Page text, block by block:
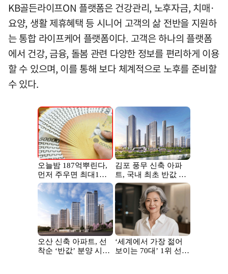
KB골든라이프ON 플랫폼은 건강관리, 노후자금, 치매·
요양, 생활 제휴혜택 등 시니어 고객의 삶 전반을 지원하
는 통합 라이프케어 플랫폼이다. 고객은 하나의 플랫폼
에서 건강, 금융, 돌봄 관련 다양한 정보를 편리하게 이용
할 수 있으며, 이를 통해 보다 체계적으로 노후를 준비할
수 있다.